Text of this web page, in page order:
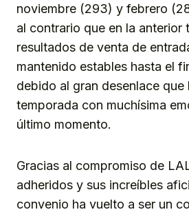
noviembre (293) y febrero
al contrario que en la anterior
resultados de venta de
mantenido estables hasta el
debido al gran desenlace que
temporada con muchísima
último momento.
Gracias al compromiso de
adheridos y sus increíbles
convenio ha vuelto a ser un